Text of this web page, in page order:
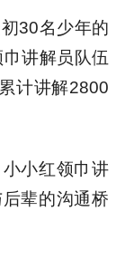
30名少年的
讲解员队伍
计讲解2800
小红领巾讲
辈的沟通桥